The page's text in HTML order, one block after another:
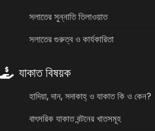
সলাতের সুন্নাতি তিলাওয়াত
সলাতের গুরুত্ব ও কার্যকারিতা
যাকাত বিষয়ক
হাদিয়া, দান, সদাকাহ্ ও যাকাত কি ও কেন?
বাৎসরিক যাকাত বন্টনের খাতসমূহ